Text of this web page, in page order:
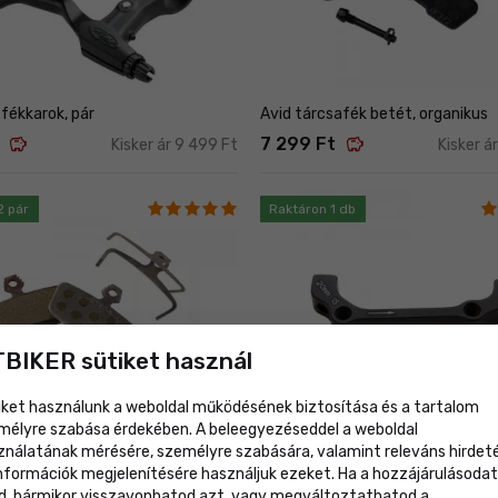
pár
savings Kisker ár 9 499 Ft
Avid tárcsafék betét, organikus
7 299 Ft savings Kisker
pár
2011/Guide AL fékbetétek,
Raktáron 1 db
Akció
Avid CPS 20mm adapter IS-PM
sütiket használ
használunk a weboldal működésének biztosítása és a tartalom
szabása érdekében. A beleegyezéseddel a weboldal
mérésére, személyre szabására, valamint releváns
megjelenítésére használjuk ezeket. Ha a hozzájárulásodat